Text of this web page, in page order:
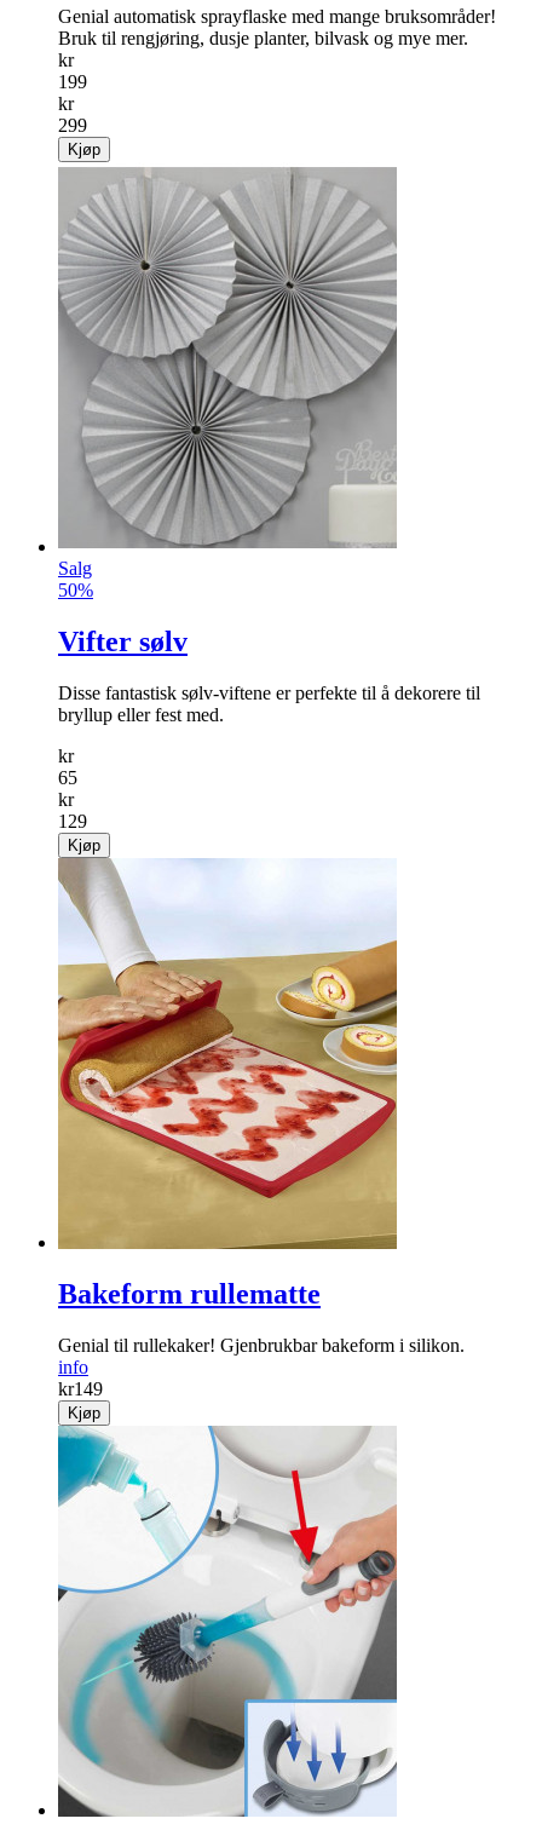
Genial automatisk sprayflaske med mange bruksområder!
Bruk til rengjøring, dusje planter, bilvask og mye mer.
kr
199
kr
299
Kjøp
Salg
50%
Vifter sølv
Disse fantastisk sølv-viftene er perfekte til å dekorere til
bryllup eller fest med.
kr
65
kr
129
Kjøp
Bakeform rullematte
Genial til rullekaker! Gjenbrukbar bakeform i silikon.
info
kr149
Kjøp